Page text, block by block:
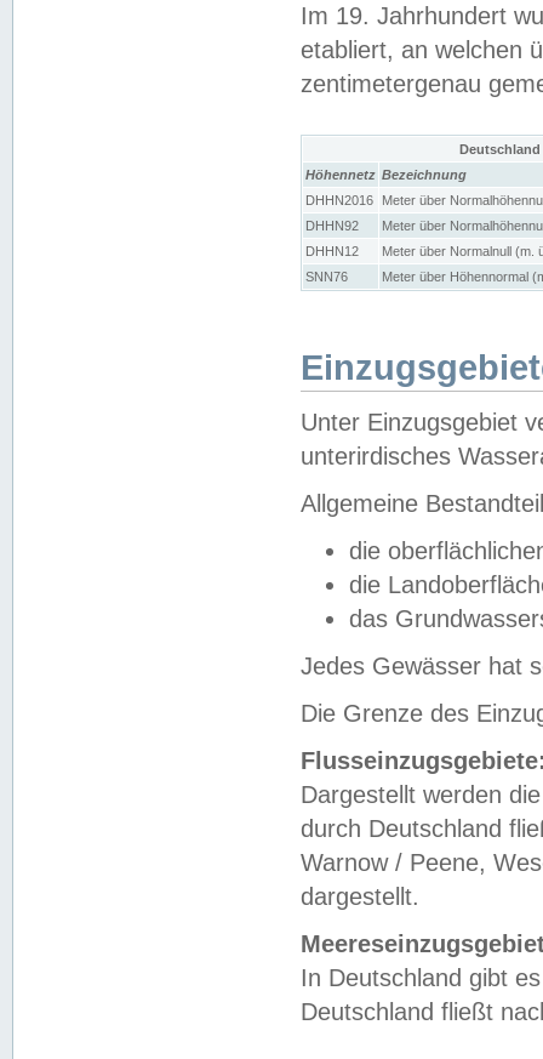
Im 19. Jahrhundert
etabliert, an welchen
zentimetergenau
Höhennetz Bezeichnung
DHHN2016
Meter über
DHHN92
Meter über
DHHN12
Meter über Normalnull (m.
SNN76
Meter über Höhennormal
Unter Einzugsgebiet
unterirdisches
Allgemeine
die
die
das
Jedes Gewässer hat
Die Grenze des
Dargestellt werden
durch Deutschland
Warnow / Peene,
dargestellt.
In Deutschland gibt
Deutschland fließt